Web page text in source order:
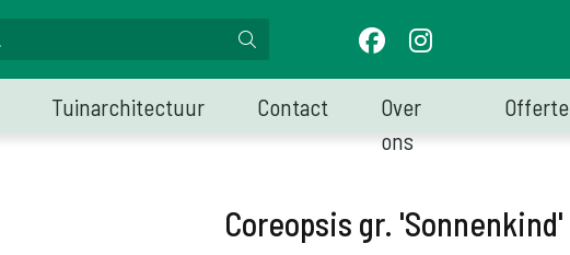
Tuinarchitectuur Contact
Over
ons
Offerte
Coreopsis gr. 'Sonnenkind'